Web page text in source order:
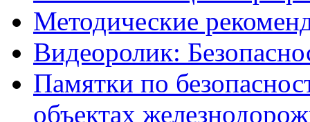
Методические
Видеоролик:
Памятки по
объектах